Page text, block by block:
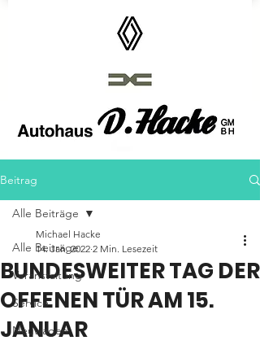
Autohaus D.Hacke GmbH
Beitrag
Alle Beiträge
Veranstaltung
Service
Neuwagen
Alle Beiträge
BUNDESWEITER TAG DER
OFFENEN TÜR AM 15.
JANUAR
Michael Hacke
14. Jan. 2022 2 Min. Lesezeit